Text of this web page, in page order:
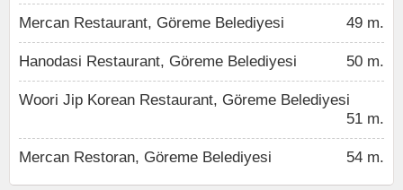
Mercan Restaurant, Göreme Belediyesi 49 m.
Hanodasi Restaurant, Göreme Belediyesi 50 m.
Woori Jip Korean Restaurant, Göreme Belediyesi
51 m.
Mercan Restoran, Göreme Belediyesi 54 m.